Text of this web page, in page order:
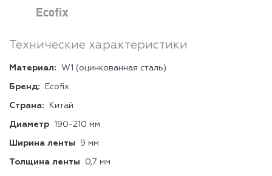
Технические характеристики
Материал: W1 (оцинкованная сталь)
Бренд: Ecofix
Страна: Китай
Диаметр 190-210 мм
Ширина ленты 9 мм
Толщина ленты 0,7 мм